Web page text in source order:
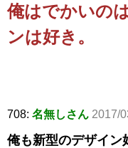
俺はでかいの
ンは好き。
708: 名無しさん 2017/
俺も新型のデザイン